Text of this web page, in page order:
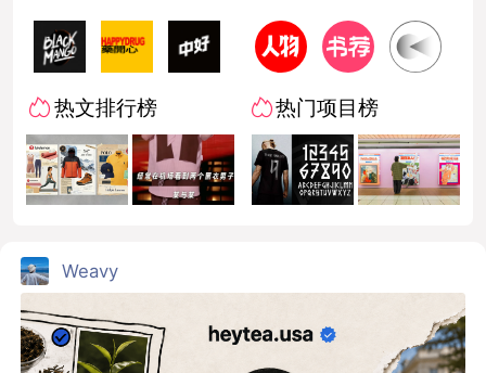
热文排行榜 热门项目榜
Weavy